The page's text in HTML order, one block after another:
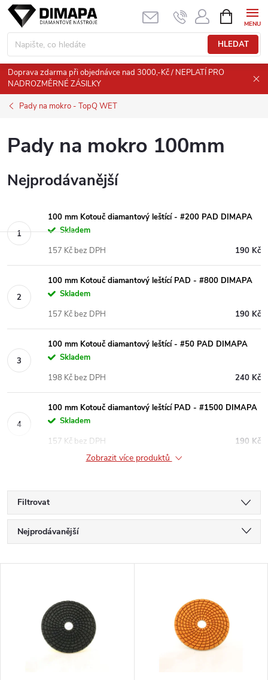
Přejít
obsah
HLEDAT
NÁKUPNÍ
KOŠÍK
Doprava zdarma při objednávce nad 3000,-Kč / NEPLATÍ PRO
NADROZMĚRNÉ ZÁSILKY
Pady na mokro - TopQ WET
Pady na mokro 100mm
Nejprodávanější
100 mm Kotouč diamantový leštící - #200 PAD DIMAPA
Skladem
190 Kč
157 Kč bez DPH
100 mm Kotouč diamantový leštící PAD - #800 DIMAPA
Skladem
190 Kč
157 Kč bez DPH
100 mm Kotouč diamantový leštící - #50 PAD DIMAPA
Skladem
240 Kč
198 Kč bez DPH
100 mm Kotouč diamantový leštící PAD - #1500 DIMAPA
Skladem
190 Kč
157 Kč bez DPH
Zobrazit více produktů
Filtrovat
Ř
a
Nejprodávanější
Abecedně